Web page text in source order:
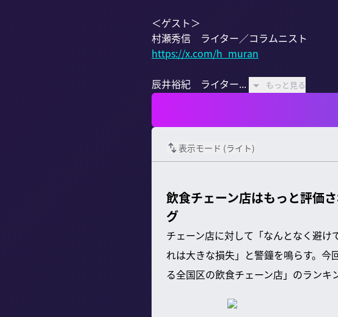
＜ゲスト＞
https://x.com/h_muran
辰井裕紀　ライター... もっと見る
表示モード (ライト)
飲食チェーン店はもっと評価
グ
チェーン店に対して「なんとなく避
れは大きな損失」と警鐘を鳴らす。
る全国区の飲食チェーン店」のランキ